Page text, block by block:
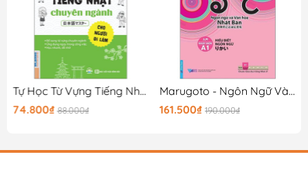
Marugoto còn có một trang học tiếng Nhật trực tuyến
để hỗ trợ người học trong quá trình học. Tại trang học
này (https://www.marugoto.org/e-learning/
học có thể tra từ trong mục
“Marugoto no kotoba”
xem các video liên quan trong mục “Marugoto +”. Với
những người không thể tham gia khóa học thực tế,
trang “Minato” ( https://minato-jf.jp/ sẽ là một công cụ
hữu ích để các bạn có thể học miễn phí giáo trình
phần mềm hỗ trợ học chữ cái “Hiragana/ Katakana/
Tự Học Từ Vựng Tiếng Nhật Chuyên Ngành Cho Người Đi Làm - 日本語マスター
74.800₫ 88.000₫
Marugoto - Ngôn Ngữ Và Văn Hóa Nhật Bản - Nhập Môn A1 - Hiểu Biết Ngôn Ngữ (Tái Bản 2024)
161.500₫ 190.000₫